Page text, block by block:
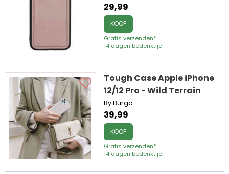
29,99
KOOP
Gratis verzenden*
14 dagen bedenktijd
Tough Case Apple iPhone
12/12 Pro - Wild Terrain
By Burga
39,99
KOOP
Gratis verzenden*
14 dagen bedenktijd